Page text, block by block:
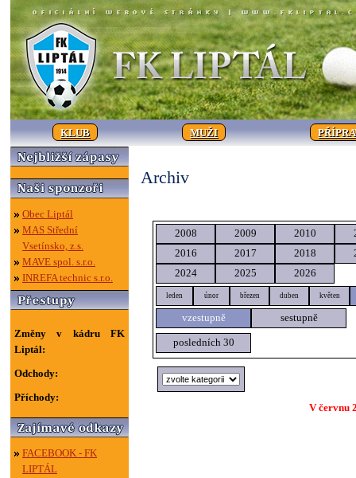
KLUB MUŽI
Obec Liptál
MAS Střední
Vsetínsko, z.s.
MAVE spol. s.r.o.
INREFA technic s.r.o.
Změny v kádru FK
Liptál:
Odchody:
Příchody:
FACEBOOK - FK
LIPTÁL
Archiv
2008 2009 2010
2016
2017 2018
2024
2025 2026
leden únor březen duben květen
vzestupně sestupně
posledních 30
V červnu